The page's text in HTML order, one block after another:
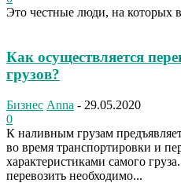
Это честные люди, на которых
Как осуществляется
грузов?
Бизнес Anna - 29.05.2020
0
К наливным грузам
во время транспортировки и
характеристиками самого
перевозить необходимо...